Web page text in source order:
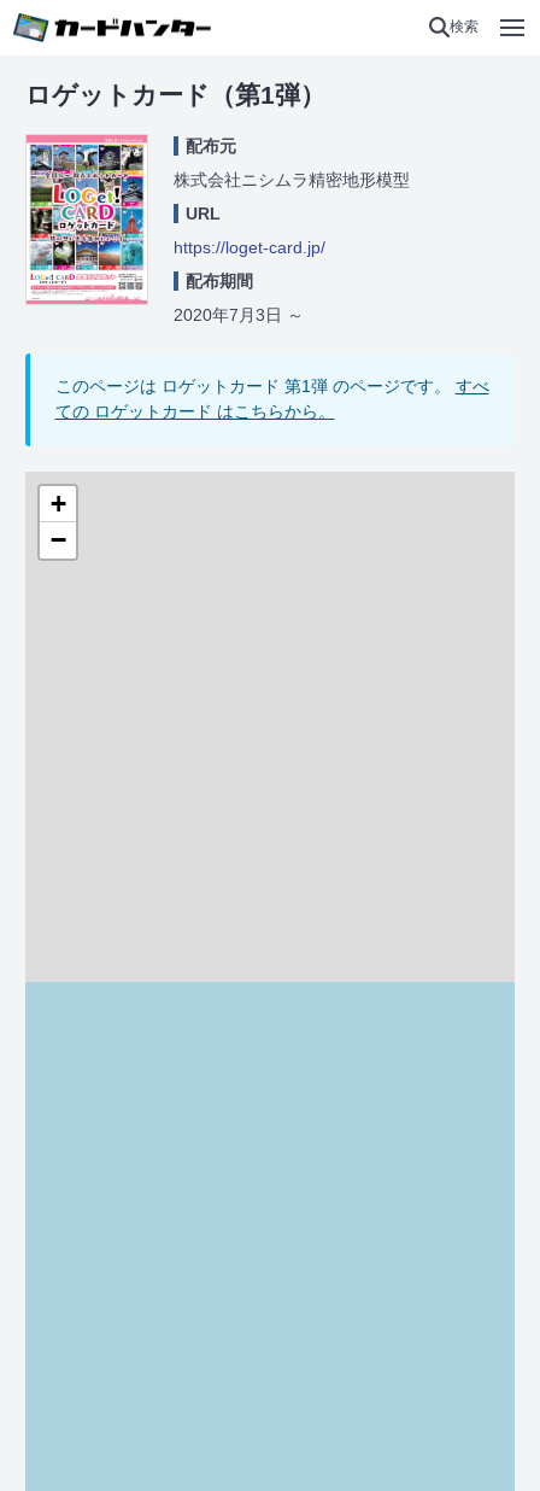
検索
ロゲットカード（第1弾）
配布元
株式会社ニシムラ精密地形模型
URL
https://loget-card.jp/
配布期間
2020年7月3日 ～
このページは ロゲットカード 第1弾 のページです。 すべ
ての ロゲットカード はこちらから。
+
−